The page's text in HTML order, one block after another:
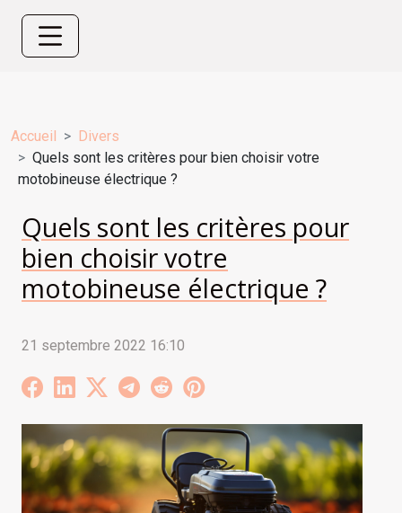
Accueil
Divers
Quels sont les critères pour bien choisir votre
motobineuse électrique ?
Quels sont les critères pour
bien choisir votre
motobineuse électrique ?
21 septembre 2022 16:10